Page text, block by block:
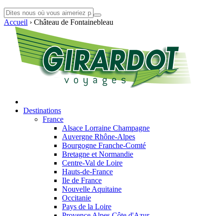
Accueil › Château de Fontainebleau
Destinations
France
Alsace Lorraine Champagne
Auvergne Rhône-Alpes
Bourgogne Franche-Comté
Bretagne et Normandie
Centre-Val de Loire
Hauts-de-France
Ile de France
Nouvelle Aquitaine
Occitanie
Pays de la Loire